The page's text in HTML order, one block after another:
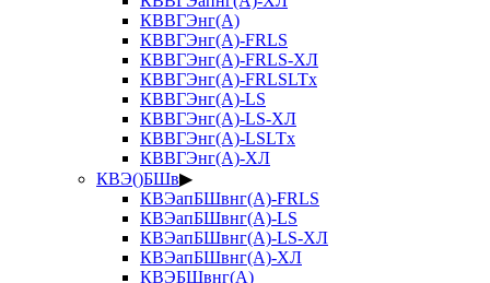
КВВГЭнг(А)
КВВГЭнг(А)-FRLS
КВВГЭнг(А)-FRLS-ХЛ
КВВГЭнг(А)-FRLSLTx
КВВГЭнг(А)-LS
КВВГЭнг(А)-LS-ХЛ
КВВГЭнг(А)-LSLTx
КВВГЭнг(А)-ХЛ
КВЭ()БШв▶
КВЭапБШвнг(А)-FRLS
КВЭапБШвнг(А)-LS
КВЭапБШвнг(А)-LS-ХЛ
КВЭапБШвнг(А)-ХЛ
КВЭБШвнг(А)